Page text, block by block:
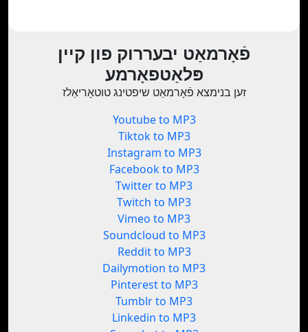
פֿאָרמאַט יבעררוק פון קיין
פּלאַטפאָרמע
זען בנימצא פֿאָרמאַט שיפטינג טוטאָריאַלז
Youtube to MP3
Tiktok to MP3
Instagram to MP3
Facebook to MP3
Twitter to MP3
Twitch to MP3
Vimeo to MP3
Soundcloud to MP3
Reddit to MP3
Dailymotion to MP3
Pinterest to MP3
Tumblr to MP3
Linkedin to MP3